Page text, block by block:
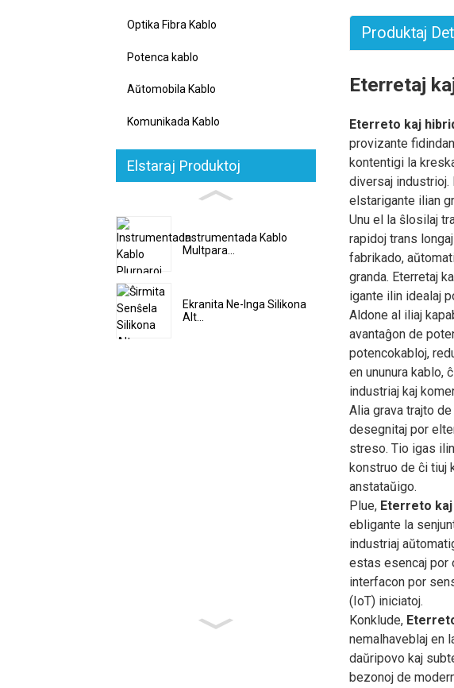
Optika Fibra Kablo
Potenca kablo
Aŭtomobila Kablo
Komunikada Kablo
Elstaraj Produktoj
Instrumentada Kablo
Multpara...
Ekranita Ne-Inga Silikona
Alt...
Produktaj
Eterretaj
Eterreto kaj
provizante
kontentigi la
diversaj industrioj.
elstarigante ilian
Unu el la ŝlosilaj
rapidoj trans
fabrikado,
granda. Eterretaj
igante ilin idealaj
Aldone al iliaj
avantaĝon de
potencokabloj,
en ununura kablo,
industriaj kaj
Alia grava trajto de
desegnitaj por
streso. Tio igas
konstruo de ĉi tiuj
anstataŭigo.
Plue, Eterreto
ebligante la
industriaj
estas esencaj por
interfacon por
(IoT) iniciatoj.
Konklude,
nemalhaveblaj en
daŭripovo kaj
bezonoj de